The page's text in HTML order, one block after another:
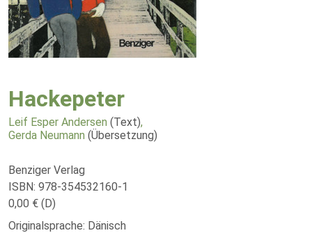
Hackepeter
Leif Esper Andersen (Text),
Gerda Neumann (Übersetzung)
Benziger Verlag
ISBN: 978-354532160-1
0,00 € (D)
Originalsprache: Dänisch